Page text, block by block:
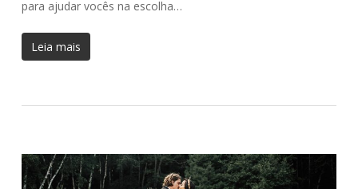
para ajudar vocês na escolha…
Leia mais